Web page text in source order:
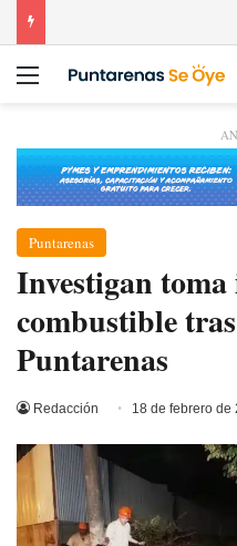
Menú
Puntarenas
Investigan toma
combustible
Puntarenas
Redacción 18 de febrero de